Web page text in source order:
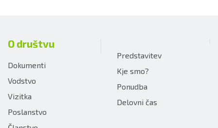
O društvu
Dokumenti
Vodstvo
Vizitka
Poslanstvo
Predstavitev
Kje smo?
Ponudba
Delovni čas